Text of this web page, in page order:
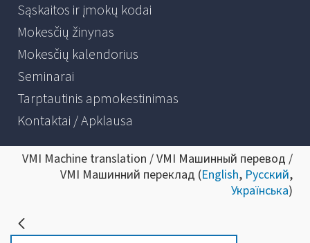
Sąskaitos ir įmokų kodai
Mokesčių žinynas
Mokesčių kalendorius
Seminarai
Tarptautinis apmokestinimas
Kontaktai / Apklausa
VMI Machine translation / VMI Машинный перевод /
VMI Машинний переклад (English, Русский,
Українська)